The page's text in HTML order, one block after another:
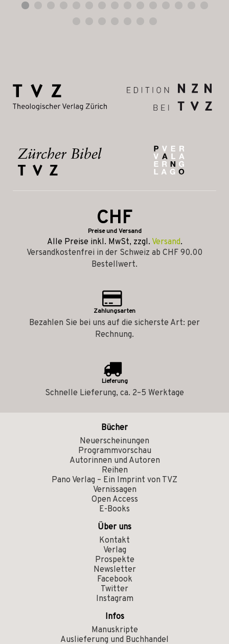
CHF
Preise und Versand
Alle Preise inkl. MwSt, zzgl. Versand.
Versandkostenfrei in der Schweiz ab CHF 90.00
Bestellwert.
Zahlungsarten
Bezahlen Sie bei uns auf die sicherste Art: per
Rechnung.
Lieferung
Schnelle Lieferung, ca. 2–5 Werktage
Bücher
Neuerscheinungen
Programmvorschau
Autorinnen und Autoren
Reihen
Pano Verlag – Ein Imprint von TVZ
Vernissagen
Open Access
E-Books
Über uns
Kontakt
Verlag
Prospekte
Newsletter
Facebook
Twitter
Instagram
Infos
Manuskripte
Auslieferung und Buchhandel